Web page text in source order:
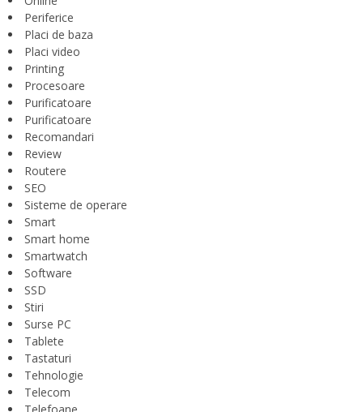
Periferice
Placi de baza
Placi video
Printing
Procesoare
Purificatoare
Purificatoare
Recomandari
Review
Routere
SEO
Sisteme de operare
Smart
Smart home
Smartwatch
Software
SSD
Stiri
Surse PC
Tablete
Tastaturi
Tehnologie
Telecom